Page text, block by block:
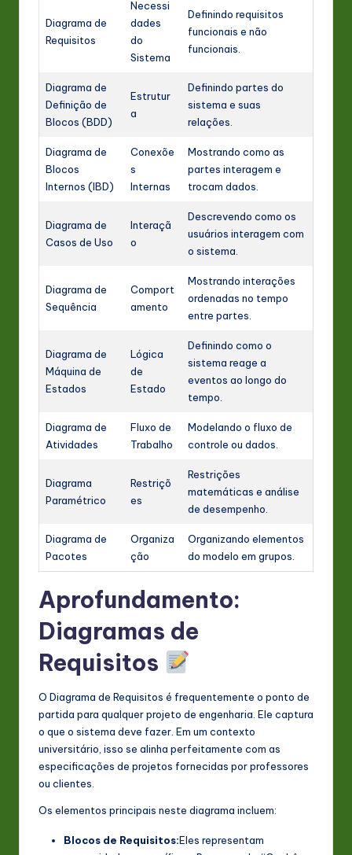
Diagrama de
Requisitos
Necessi
dades
do
Sistema
Definindo requisitos
funcionais e não
funcionais.
Diagrama de
Definição de
Blocos (BDD)
Estrutur
a
Definindo partes do
sistema e suas
relações.
Diagrama de
Blocos
Internos (IBD)
Conexõe
s
Internas
Mostrando como as
partes interagem e
trocam dados.
Diagrama de
Casos de Uso
Interaçã
o
Descrevendo como os
usuários interagem com
o sistema.
Diagrama de
Sequência
Comport
amento
Mostrando interações
ordenadas no tempo
entre partes.
Diagrama de
Máquina de
Estados
Lógica
de
Estado
Definindo como o
sistema reage a
eventos ao longo do
tempo.
Diagrama de
Atividades
Fluxo de
Trabalho
Modelando o fluxo de
controle ou dados.
Diagrama
Paramétrico
Restriçõ
es
Restrições
matemáticas e análise
de desempenho.
Diagrama de
Pacotes
Organiza
ção
Organizando elementos
do modelo em grupos.
Aprofundamento:
Diagramas de
Requisitos
O Diagrama de Requisitos é frequentemente o ponto de
partida para qualquer projeto de engenharia. Ele captura
o que o sistema deve fazer. Em um contexto
universitário, isso se alinha perfeitamente com as
especificações de projetos fornecidas por professores
ou clientes.
Os elementos principais neste diagrama incluem:
Blocos de Requisitos:Eles representam